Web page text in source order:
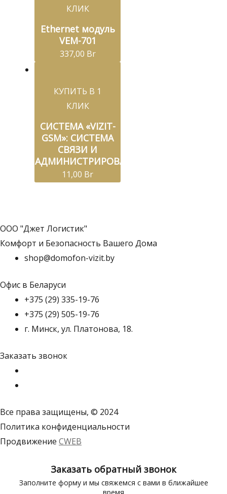
КЛИК
Ethernet модуль
VEM-701
337,00 Br
КУПИТЬ В 1
КЛИК
СИСТЕМА «VIZIT-
GSM»: СИСТЕМА
СВЯЗИ И
АДМИНИСТРИРОВАНИЯ
11,00 Br
ООО "Джет Логистик"
Комфорт и Безопасность Вашего Дома
shop@domofon-vizit.by
Офис в Беларуси
+375 (29) 335-19-76
+375 (29) 505-19-76
г. Минск, ул. Платонова, 18.
Заказать звонок
Все права защищены, © 2024
Политика конфиденциальности
Продвижение CWEB
Заказать обратный звонок
Заполните форму и мы свяжемся с вами в ближайшее